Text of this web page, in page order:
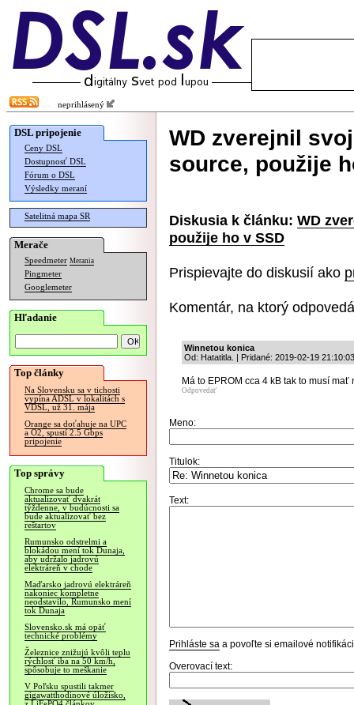
neprihlásený
DSL pripojenie
Ceny DSL
Dostupnosť DSL
Fórum o DSL
Výsledky meraní
Satelitná mapa SR
Merače
Speedmeter Merania
Pingmeter
Googlemeter
Hľadanie
Top články
Na Slovensku sa v tichosti
vypína ADSL v lokalitách s
VDSL, už 31. mája
Orange sa doťahuje na UPC
a O2, spustí 2.5 Gbps
pripojenie
Top správy
Chrome sa bude
aktualizovať dvakrát
týždenne, v budúcnosti sa
bude aktualizovať bez
reštartov
Rumunsko odstrelmi a
blokádou mení tok Dunaja,
aby udržalo jadrovú
elektráreň v chode
Maďarsko jadrovú elektráreň
nakoniec kompletne
neodstavilo, Rumunsko mení
tok Dunaja
Slovensko.sk má opäť
technické problémy
Železnice znižujú kvôli teplu
rýchlosť iba na 50 km/h,
spôsobuje to meškanie
V Poľsku spustili takmer
gigawatthodinové úložisko,
WD zverejnil
source, použije
Diskusia k článku: WD
použije ho v SSD
Prispievajte do diskusií ako
Komentár, na ktorý
Winnetou konica
Od: Hatatitla. | Pridané: 2019-02-19 21:10:03
Má to EPROM cca 4 kB tak to musí
Odpovedať
Meno:
Titulok:
Text:
Prihláste sa a povoľte si emailové
Overovací text: